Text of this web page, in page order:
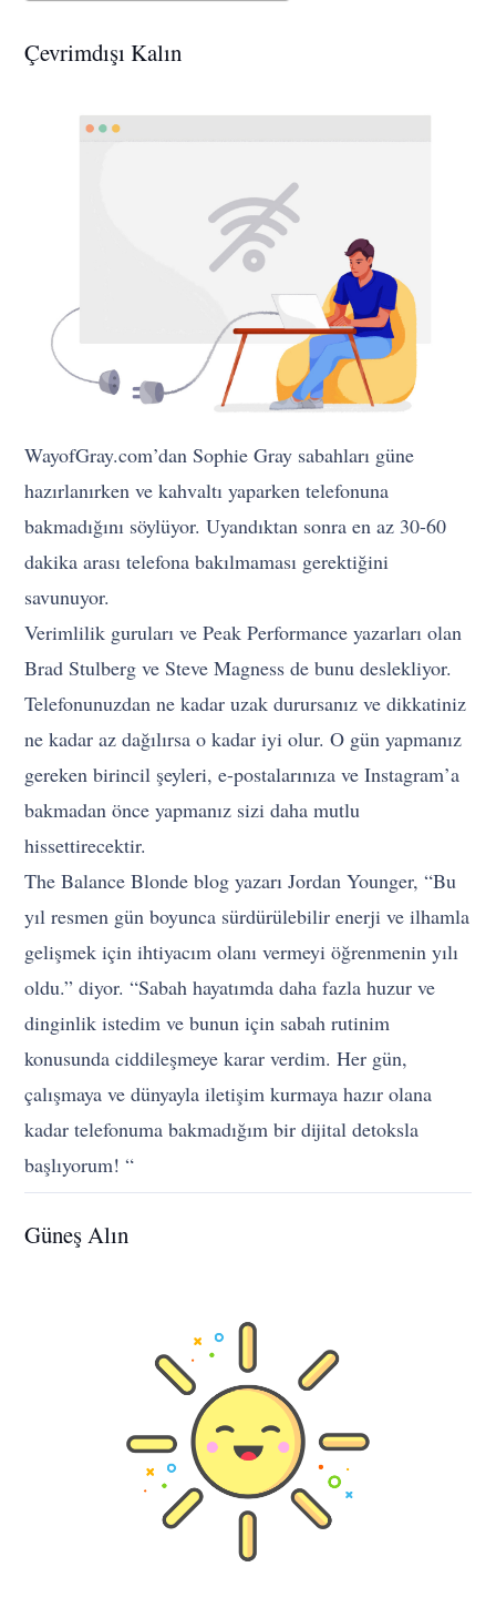
Çevrimdışı Kalın
WayofGray.com’dan Sophie Gray sabahları güne
hazırlanırken ve kahvaltı yaparken telefonuna
bakmadığını söylüyor. Uyandıktan sonra en az 30-60
dakika arası telefona bakılmaması gerektiğini
savunuyor.
Verimlilik guruları ve Peak Performance yazarları olan
Brad Stulberg ve Steve Magness de bunu deslekliyor.
Telefonunuzdan ne kadar uzak durursanız ve dikkatiniz
ne kadar az dağılırsa o kadar iyi olur. O gün yapmanız
gereken birincil şeyleri, e-postalarınıza ve Instagram’a
bakmadan önce yapmanız sizi daha mutlu
hissettirecektir.
The Balance Blonde blog yazarı Jordan Younger, “Bu
yıl resmen gün boyunca sürdürülebilir enerji ve ilhamla
gelişmek için ihtiyacım olanı vermeyi öğrenmenin yılı
oldu.” diyor. “Sabah hayatımda daha fazla huzur ve
dinginlik istedim ve bunun için sabah rutinim
konusunda ciddileşmeye karar verdim. Her gün,
çalışmaya ve dünyayla iletişim kurmaya hazır olana
kadar telefonuma bakmadığım bir dijital detoksla
başlıyorum! “
Güneş Alın